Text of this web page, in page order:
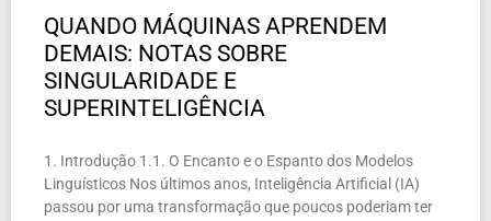
QUANDO MÁQUINAS APRENDEM
DEMAIS: NOTAS SOBRE
SINGULARIDADE E
SUPERINTELIGÊNCIA
1. Introdução 1.1. O Encanto e o Espanto dos Modelos
Linguísticos Nos últimos anos, Inteligência Artificial (IA)
passou por uma transformação que poucos poderiam ter